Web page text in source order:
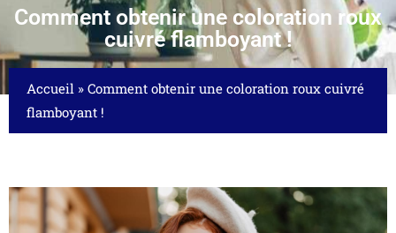
Comment obtenir une coloration roux
cuivré flamboyant !
Accueil » Comment obtenir une coloration roux cuivré
flamboyant !